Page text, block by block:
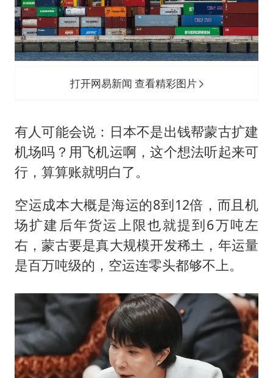
打开网易新闻 查看精彩图片
有人可能会说：日本不是出钱帮蒙古扩建
机场吗？用飞机运啊，这个想法听起来可
行，算算账就明白了。
空运成本大概是海运的8到12倍，而且机
场扩建后年货运上限也就提到6万吨左
右，蒙古要是真大规模开发稀土，年运量
是百万吨级的，空运连零头都够不上。